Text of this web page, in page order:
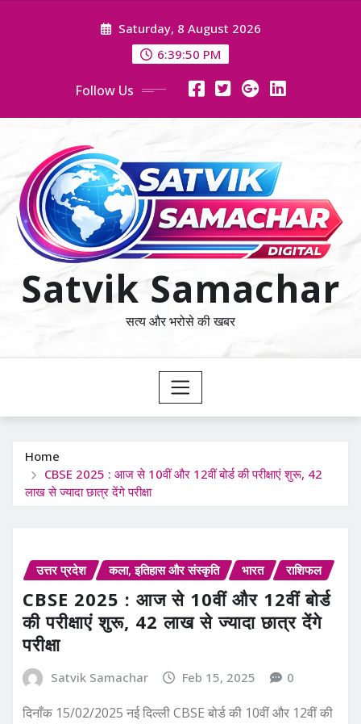
Saturday, 8 August 2026
6:39:50 PM
Follow Us
Satvik Samachar
सत्य और भरोसे की खबर
Home
CBSE 2025 : आज से 10वीं और 12वीं बोर्ड की परीक्षाएं शुरू, 42
लाख से ज्यादा छात्र देंगे परीक्षा
उत्तर प्रदेश कला, इतिहास और संस्कृति भारत राशिफल
CBSE 2025 : आज से 10वीं और 12वीं बोर्ड
की परीक्षाएं शुरू, 42 लाख से ज्यादा छात्र देंगे
परीक्षा
Satvik Samachar Feb 15, 2025 0
दिनाँक 15/02/2025 नई दिल्ली CBSE बोर्ड की 10वीं और 12वीं की